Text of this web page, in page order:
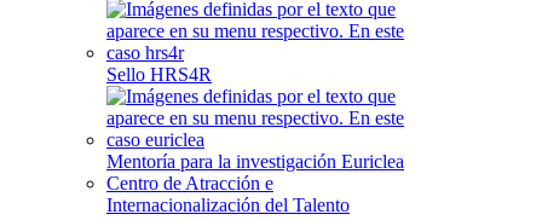
Sello HRS4R
Mentoría para la investigación Euriclea
Centro de Atracción e
Internacionalización del Talento